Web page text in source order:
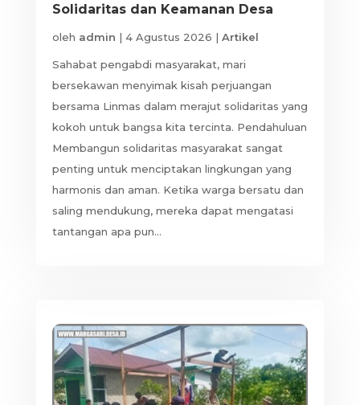
Solidaritas dan Keamanan Desa
oleh admin | 4 Agustus 2026 | Artikel
Sahabat pengabdi masyarakat, mari
bersekawan menyimak kisah perjuangan
bersama Linmas dalam merajut solidaritas yang
kokoh untuk bangsa kita tercinta. Pendahuluan
Membangun solidaritas masyarakat sangat
penting untuk menciptakan lingkungan yang
harmonis dan aman. Ketika warga bersatu dan
saling mendukung, mereka dapat mengatasi
tantangan apa pun...